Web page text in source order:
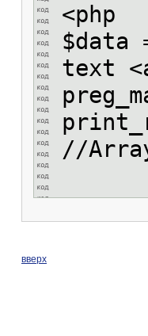
<php
$data
text
//
вверх